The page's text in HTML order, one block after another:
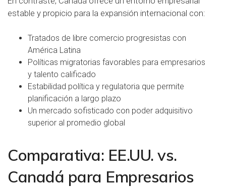
estable y propicio para la expansión internacional con:
Tratados de libre comercio progresistas con
América Latina
Políticas migratorias favorables para empresarios
y talento calificado
Estabilidad política y regulatoria que permite
planificación a largo plazo
Un mercado sofisticado con poder adquisitivo
superior al promedio global
Comparativa: EE.UU. vs.
Canadá para Empresarios